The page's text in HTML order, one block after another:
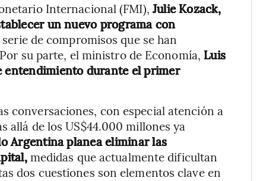
Internacional (FMI), Julie Kozack,
un nuevo programa con
de compromisos que se han
su parte, el ministro de Economía, Luis
entendimiento durante el primer
conversaciones, con especial atención a
allá de los US$44.000 millones ya
Argentina planea eliminar las
medidas que actualmente dificultan
dos cuestiones son elementos clave en